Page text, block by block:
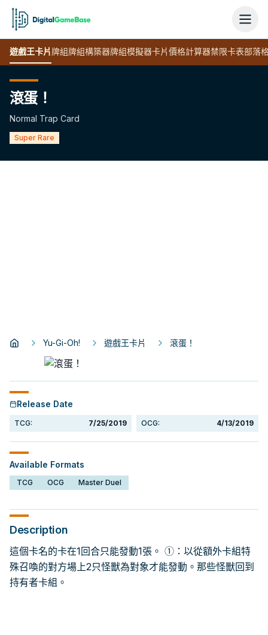
遊戲王卡片牌組牌組構築器牌組模擬器卡片價格計算器禁限卡表部落
滾蛋！
Normal Trap Card
Super Rare
Yu-Gi-Oh! 遊戲王卡片 滾蛋！
Release Date
TCG: 7/25/2019 OCG: 4/13/2019
Available Formats
TCG OCG Master Duel
Description
這個卡名的卡在1回合只能發動1張。 ①：以從額外卡組特
殊召喚的對方場上2只怪獸為對象才能發動。那些怪獸回到
持有者卡組。